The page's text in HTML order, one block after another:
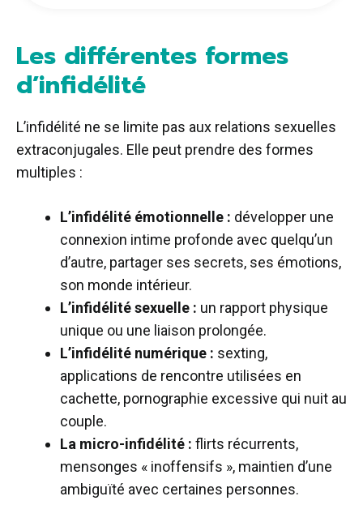
Les différentes formes
d’infidélité
L’infidélité ne se limite pas aux relations sexuelles
extraconjugales. Elle peut prendre des formes
multiples :
L’infidélité émotionnelle : développer une
connexion intime profonde avec quelqu’un
d’autre, partager ses secrets, ses émotions,
son monde intérieur.
L’infidélité sexuelle : un rapport physique
unique ou une liaison prolongée.
L’infidélité numérique : sexting,
applications de rencontre utilisées en
cachette, pornographie excessive qui nuit au
couple.
La micro-infidélité : flirts récurrents,
mensonges « inoffensifs », maintien d’une
ambiguïté avec certaines personnes.